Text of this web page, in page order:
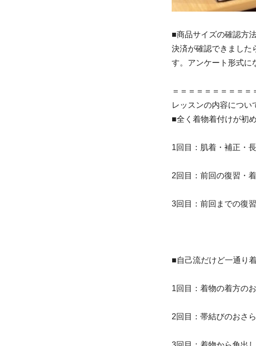
■商品サイズの確認方
決済が確認できました
す。アンケート形式に
＝＝＝＝＝＝＝＝＝＝
レッスンの内容につい
■全く着物着付けが初
1回目：肌着・補正・
2回目：前回の復習・
3回目：前回までの復
■自己流だけど一通り
1回目：着物の着方の
2回目：帯結びのおさ